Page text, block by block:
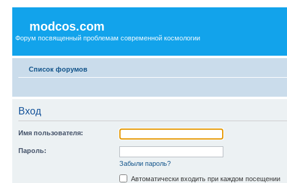
modcos.com
Форум посвященный проблемам современной космологии
Список форумов
Вход
Имя пользователя:
Пароль:
Забыли пароль?
Автоматически входить при каждом посещении